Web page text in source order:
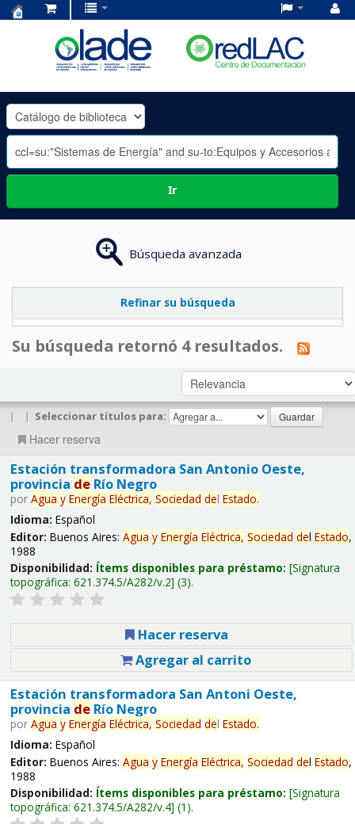
OLADE
-
Ir
Búsqueda avanzada
Refinar su búsqueda
Su búsqueda retornó 4 resultados.
| | Seleccionar títulos para:
Hacer reserva
Estación transformadora San Antonio Oeste,
provincia deRío Negro
por Agua y Energía Eléctrica, Sociedad del Estado.
Idioma: Español
Editor: Buenos Aires: Agua y Energía Eléctrica, Sociedad del Estado,
1988
Disponibilidad: Ítems disponibles para préstamo: Signatura
topográfica: 621.374.5/A282/v.2 (3).
Hacer reserva
Agregar al carrito
Estación transformadora San Antoni Oeste,
provincia deRío Negro
por Agua y Energía Eléctrica, Sociedad del Estado.
Idioma: Español
Editor: Buenos Aires: Agua y Energía Eléctrica, Sociedad del Estado,
1988
Disponibilidad: Ítems disponibles para préstamo: Signatura
topográfica: 621.374.5/A282/v.4 (1).